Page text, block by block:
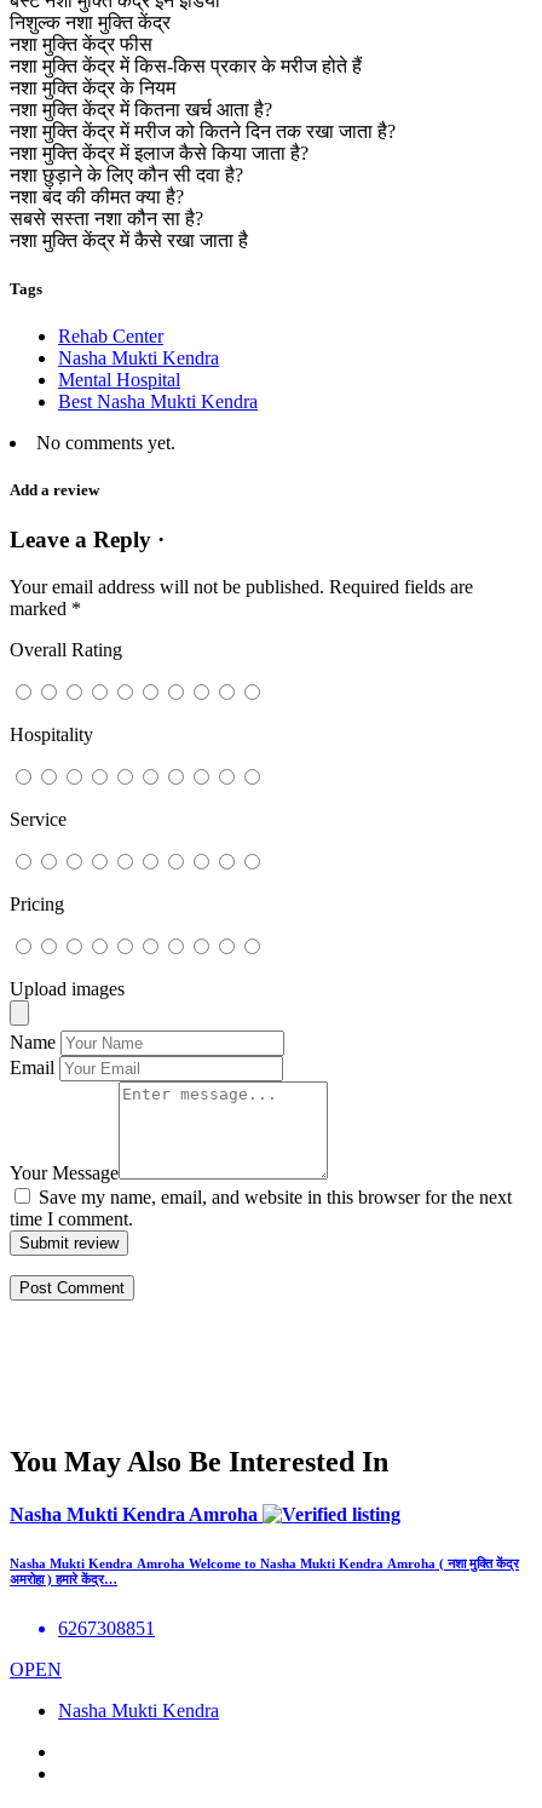
निशुल्क नशा मुक्ति केंद्र
नशा मुक्ति केंद्र फीस
नशा मुक्ति केंद्र में किस-किस प्रकार के मरीज होते हैं
नशा मुक्ति केंद्र के नियम
नशा मुक्ति केंद्र में कितना खर्च आता है?
नशा मुक्ति केंद्र में मरीज को कितने दिन तक रखा जाता है?
नशा मुक्ति केंद्र में इलाज कैसे किया जाता है?
नशा छुड़ाने के लिए कौन सी दवा है?
नशा बंद की कीमत क्या है?
सबसे सस्ता नशा कौन सा है?
नशा मुक्ति केंद्र में कैसे रखा जाता है
Tags
Rehab Center
Nasha Mukti Kendra
Mental Hospital
Best Nasha Mukti Kendra
No comments yet.
Add a review
Leave a Reply ·
Your email address will not be published. Required fields are
marked *
Overall Rating
Hospitality
Service
Pricing
Upload images
Name
Email
Your Message
Save my name, email, and website in this browser for the next
time I comment.
Submit review
You May Also Be Interested In
Nasha Mukti Kendra Amroha
Nasha Mukti Kendra Amroha Welcome to Nasha Mukti Kendra Amroha ( नशा मुक्ति केंद्र
अमरोहा ) हमारे केंद्र…
6267308851
OPEN
Nasha Mukti Kendra